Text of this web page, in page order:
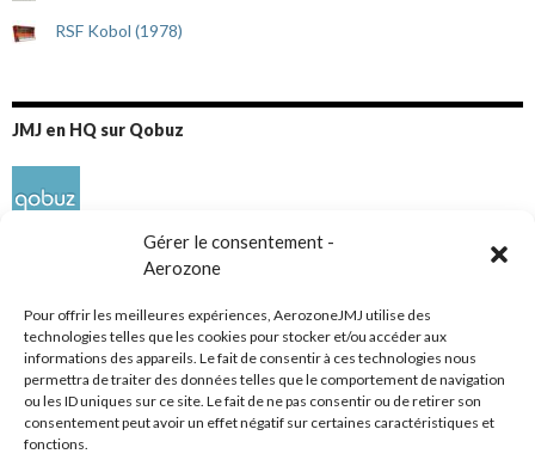
Gérer le consentement -
Aerozone
Pour offrir les meilleures expériences, AerozoneJMJ utilise des
technologies telles que les cookies pour stocker et/ou accéder aux
informations des appareils. Le fait de consentir à ces technologies nous
permettra de traiter des données telles que le comportement de navigation
ou les ID uniques sur ce site. Le fait de ne pas consentir ou de retirer son
consentement peut avoir un effet négatif sur certaines caractéristiques et
fonctions.
RSF Kobol (1978)
JMJ en HQ sur Qobuz
Réseaux sociaux